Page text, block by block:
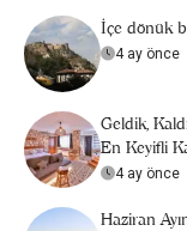
İçe dönük
4 ay önce
Geldik,
En Keyifli
4 ay önce
Haziran